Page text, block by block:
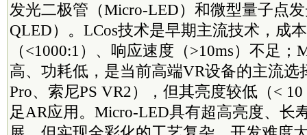
发光二极管（Micro-LED）和微型量子点
QLED）。LCos技术是早期主流技术，成
（<1000:1）、响应速度（>10ms）不足
高、功耗低，是当前高端VR设备的主流选
Pro、索尼PS VR2），但其亮度较低（<
足AR应用。Micro-LED具有超高亮度、长